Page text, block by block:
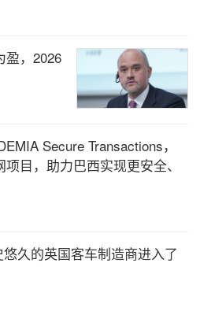
盈，2026
Secure Transactions，
目，助力巴西实现更安全、
久的英国客车制造商进入了